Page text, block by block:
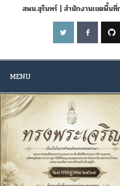
สพม.สุรินทร์ | สำนักงานเขตพื้น
MENU